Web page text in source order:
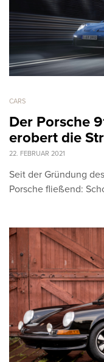
CARS
Der Porsche
erobert die
22. FEBRUAR 2021
Seit der Gründung
Porsche fließend: